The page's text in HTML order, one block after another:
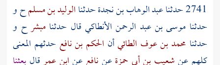
2741 حدثنا
عبد الوهاب بن نجدةحدثناالوليد بن مسلمح و
حدثنا موسى بن عبد الرحمن الأنطاكي قال حدثنامبشر ح و
حدثنا محمد بن عوف الطائيأن الحكم بن نافع حدثهم المعنى
كلهم عنشعيب بن أبي حمزةعننافع عنابن عمرقال بعثنا